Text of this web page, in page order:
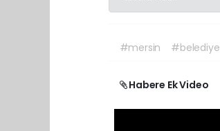
#mersin #belediye
Habere Ek Video